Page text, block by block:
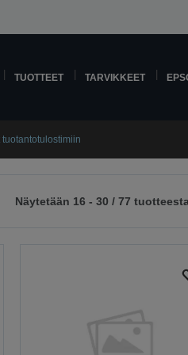
TUOTTEET TARVIKKEET
Näytetään 16 - 30 / 77